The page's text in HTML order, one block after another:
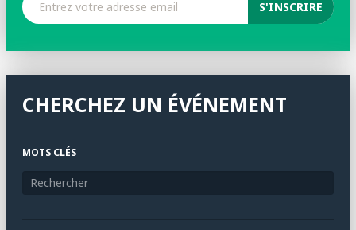
CHERCHEZ UN ÉVÉNEMENT
MOTS CLÉS